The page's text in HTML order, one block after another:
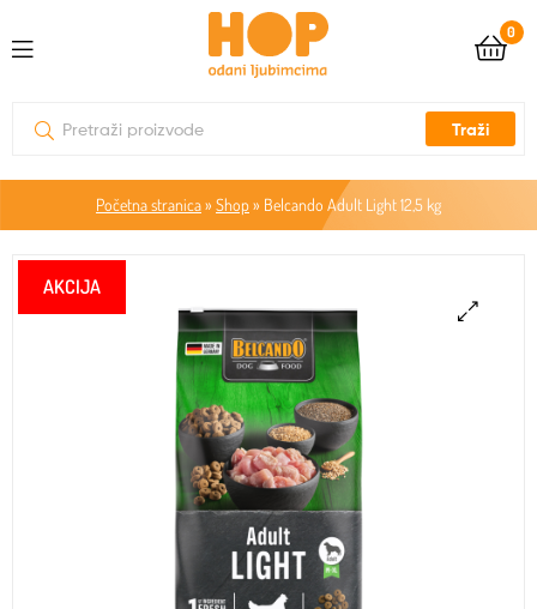
0
Traži
Početna stranica» Shop» Belcando Adult Light 12,5 kg